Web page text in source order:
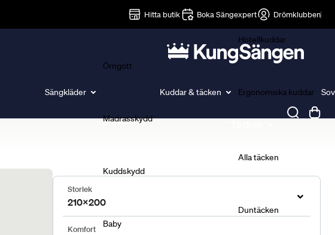
Hitta butik Boka Sängexpert Drömklubben
Sängkläder
Örngott
Madrasskydd
Kuddskydd
Baby
Kuddar & täcken
Hotellkuddar
Ergonomiska kuddar
Alla täcken
Duntäcken
Storlek
210x200
Komfort